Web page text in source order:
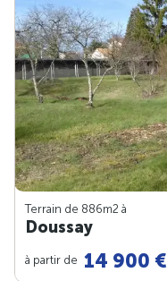
Terrain de 886m2 à
Doussay
à partir de 14 900 €